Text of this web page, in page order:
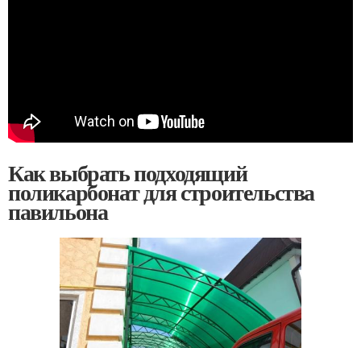
Как выбрать подходящий
поликарбонат для строительства
павильона